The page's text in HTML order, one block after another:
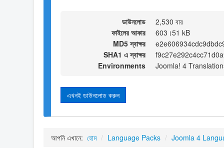
ডাউনলোড
2,530 বার
ফাইলের আকার
603।51 kB
MD5 স্বাক্ষর
SHA1 এ স্বাক্ষর
Environments
Joomla! 4
এখনই ডাউনলোড করুন
আপনি এখানে: হোম / Language Packs / Joomla 4